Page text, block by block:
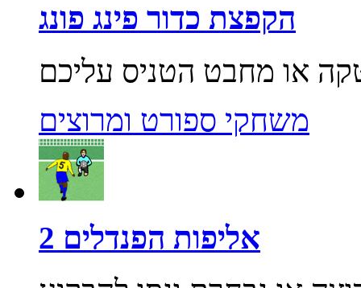
הקפצת כדור פינג פונג
משחקי ספורט ומרוצים
אליפות הפנדלים 2